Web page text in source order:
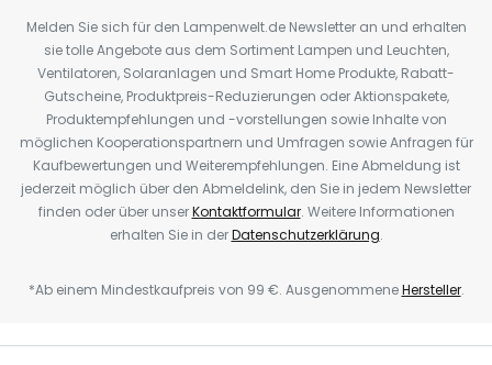
Melden Sie sich für den Lampenwelt.de Newsletter an und erhalten
sie tolle Angebote aus dem Sortiment Lampen und Leuchten,
Ventilatoren, Solaranlagen und Smart Home Produkte, Rabatt-
Gutscheine, Produktpreis-Reduzierungen oder Aktionspakete,
Produktempfehlungen und -vorstellungen sowie Inhalte von
möglichen Kooperationspartnern und Umfragen sowie Anfragen für
Kaufbewertungen und Weiterempfehlungen. Eine Abmeldung ist
jederzeit möglich über den Abmeldelink, den Sie in jedem Newsletter
finden oder über unserKontaktformular. Weitere Informationen
erhalten Sie in derDatenschutzerklärung.
*Ab einem Mindestkaufpreis von 99 €. AusgenommeneHersteller.